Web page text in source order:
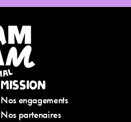
Mission
Nos engagements
Nos partenaires